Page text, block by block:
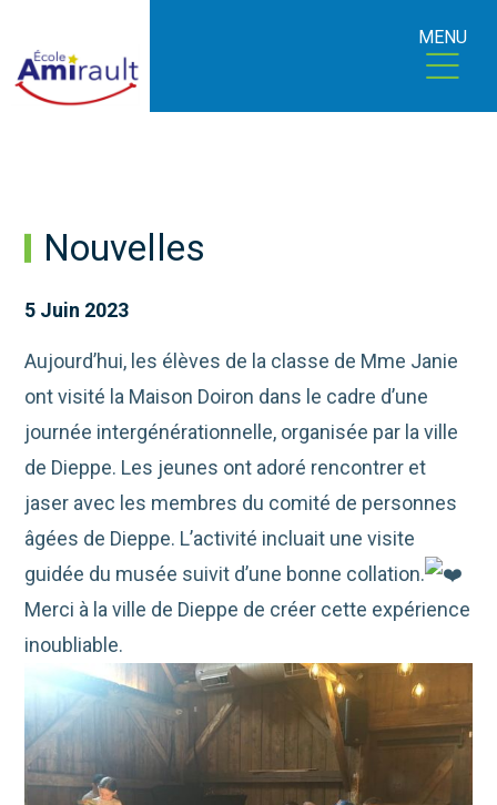
MENU
Nouvelles
5 Juin 2023
Aujourd’hui, les élèves de la classe de Mme Janie
ont visité la Maison Doiron dans le cadre d’une
journée intergénérationnelle, organisée par la ville
de Dieppe. Les jeunes ont adoré rencontrer et
jaser avec les membres du comité de personnes
âgées de Dieppe. L’activité incluait une visite
guidée du musée suivit d’une bonne collation.
Merci à la ville de Dieppe de créer cette expérience
inoubliable.